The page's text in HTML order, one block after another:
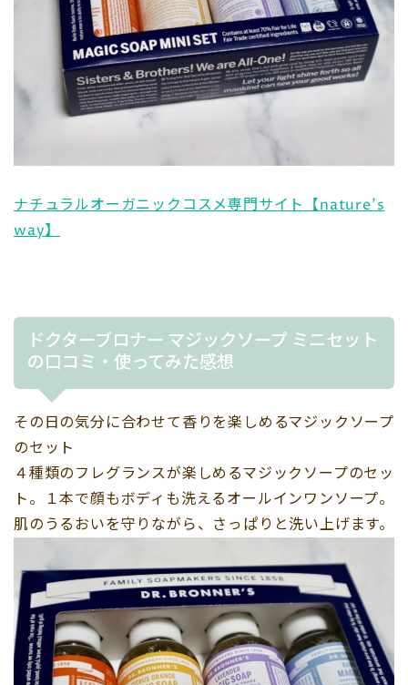
ナチュラルオーガニックコスメ専門サイト【nature’s
way】
ドクターブロナー マジックソープ ミニセット
の口コミ・使ってみた感想
その日の気分に合わせて香りを楽しめるマジックソープ
のセット
４種類のフレグランスが楽しめるマジックソープのセッ
ト。１本で顔もボディも洗えるオールインワンソープ。
肌のうるおいを守りながら、さっぱりと洗い上げます。